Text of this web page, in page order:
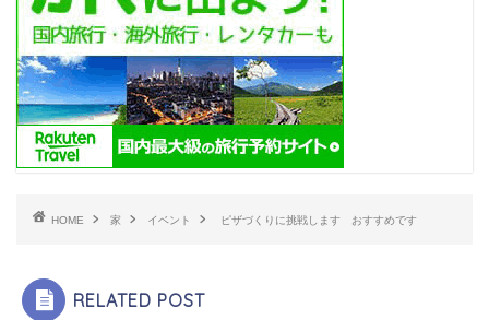
HOME 家 イベント ピザづくりに挑戦します おすすめです
RELATED POST